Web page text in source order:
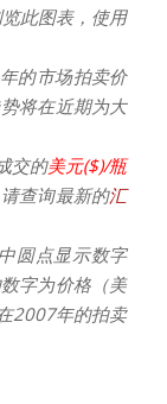
此图表，使用
的市场拍卖价
将在近期为大
交的美元($)/瓶
查询最新的汇
圆点显示数字
字为价格（美
2007年的拍卖